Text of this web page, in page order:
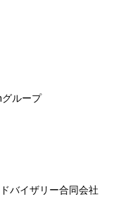
ループ
バイザリー合同会社